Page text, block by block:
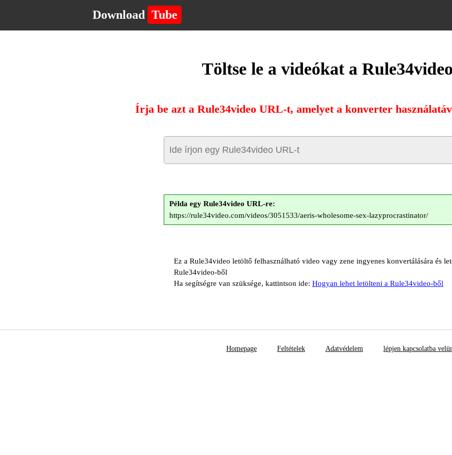
Download Tube
Töltse le a videókat a
Írja be azt a Rule34video URL-t, amelyet a konverter
Példa egy Rule34video URL-re:
https://rule34video.com/videos/3051533/aeris-wholesome-sex-lazyprocrastinator/
Ez a Rule34video letöltő felhasználható video vagy zene ingyenes konvertálására és
Rule34video-ből
Ha segítségre van szüksége, kattintson ide: Hogyan lehet letölteni a Rule34video-ből
Homepage Feltételek Adatvédelem lépjen kapcsolatba